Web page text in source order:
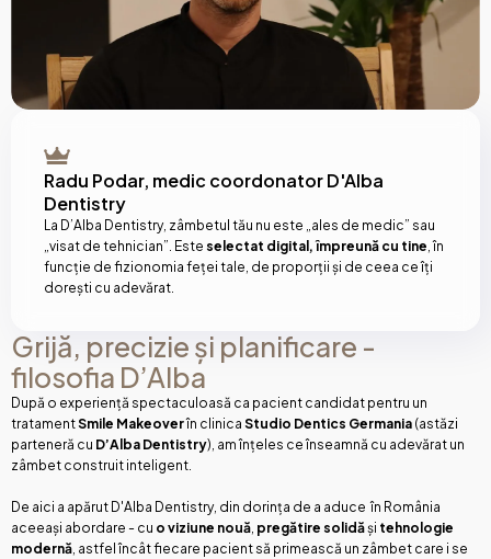
Radu Podar, medic coordonator D'Alba
Dentistry
La D’Alba Dentistry, zâmbetul tău nu este „ales de medic” sau
„visat de tehnician”. Este selectat digital, împreună cu tine , în
funcție de fizionomia feței tale, de proporții și de ceea ce îți
dorești cu adevărat.
Grijă, precizie și planificare -
filosofia D’Alba
După o experiență spectaculoasă ca pacient candidat pentru un
tratamentSmile Makeoverîn clinica Studio Dentics Germania (astăzi
parteneră cu D’Alba Dentistry), am înțeles ce înseamnă cu adevărat un
zâmbet construit inteligent.
De aici a apărut D'Alba Dentistry, din dorința de a aduce în România
aceeași abordare - cu o viziune nouă pregătire solidăși tehnologie
modernă , astfel încât fiecare pacient să primească un zâmbet care i se